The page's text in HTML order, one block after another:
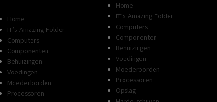
Home
IT’s Amazing Folder
Computers
Componenten
Behuizingen
Voedingen
Moederborden
Processoren
Home
IT’s Amazing Folder
Computers
Componenten
Behuizingen
Voedingen
Moederborden
Processoren
Opslag